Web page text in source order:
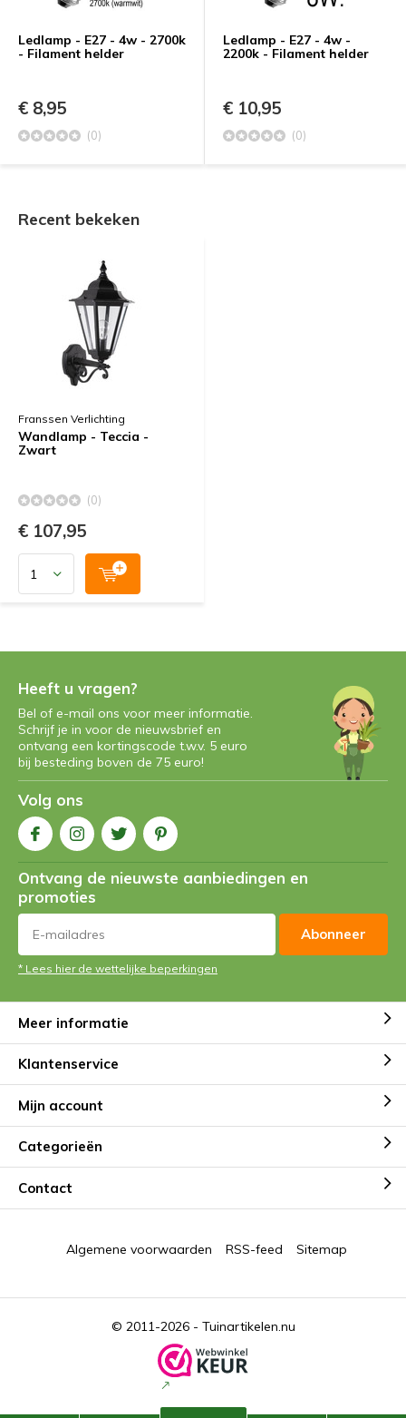
Ledlamp - E27 - 4w - 2700k
- Filament helder
€ 8,95
(0)
Ledlamp - E27 - 4w -
2200k - Filament helder
€ 10,95
(0)
Recent bekeken
Franssen Verlichting
Wandlamp - Teccia -
Zwart
(0)
€ 107,95
Heeft u vragen?
Bel of e-mail ons voor meer informatie.
Schrijf je in voor de nieuwsbrief en
ontvang een kortingscode t.w.v. 5 euro
bij besteding boven de 75 euro!
Volg ons
Ontvang de nieuwste aanbiedingen en
promoties
Abonneer
* Lees hier de wettelijke beperkingen
Meer informatie
Klantenservice
Mijn account
Categorieën
Contact
© 2011-2026 - Tuinartikelen.nu
Algemene voorwaarden RSS-feed Sitemap